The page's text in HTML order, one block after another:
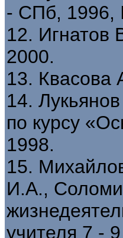
- СПб, 1996,
12. Игнатов
2000.
13. Квасова
14.
по курсу
1998.
15.
И.А.,
учителя 7 -